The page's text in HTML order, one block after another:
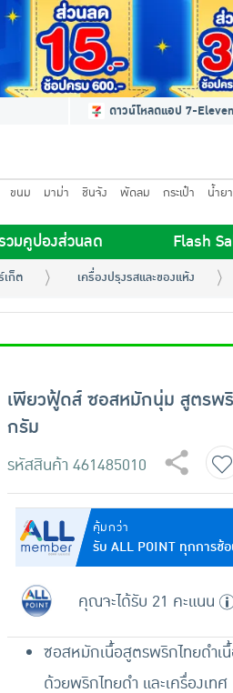
ดาวน์โหลดแอป 7-Eleven
ขนม มาม่า ชินจัง พัดลม กระเป๋า น้ำย
วมคูปองส่วนลด Flash
เก็ต เครื่องปรุงรสและของแห้ง
เพียวฟู้ดส์ ซอสหมักนุ่ม สูตรพ
กรัม
รหัสสินค้า 461485010
คุ้มกว่า
รับ ALL POINT ทุกการช้
คุณจะได้รับ 21 คะแนน
ซอสหมักเนื้อสูตรพริกไทยดำเนื้
ด้วยพริกไทยดำ และเครื่องเทศ